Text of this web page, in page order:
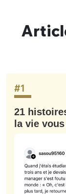
#1
21
la vie